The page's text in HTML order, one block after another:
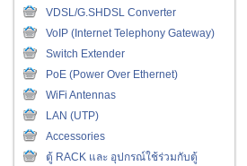
VDSL/G.SHDSL Converter
VoIP (Internet Telephony Gateway)
Switch Extender
PoE (Power Over Ethernet)
WiFi Antennas
LAN (UTP)
Accessories
ตู้ RACK และ อุปกรณ์ใช้ร่วมกับตู้